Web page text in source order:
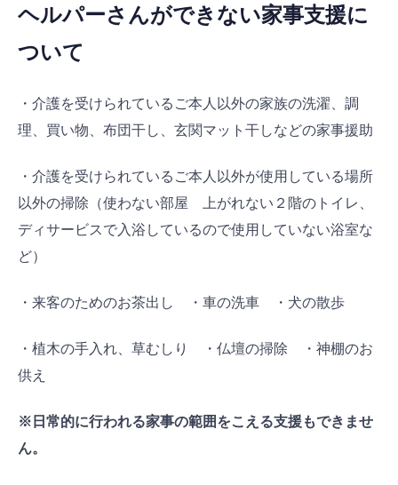
ヘルパーさんができない家事支援に
ついて
・介護を受けられているご本人以外の家族の洗濯、調
理、買い物、布団干し、玄関マット干しなどの家事援助
・介護を受けられているご本人以外が使用している場所
以外の掃除（使わない部屋 上がれない２階のトイレ、
ディサービスで入浴しているので使用していない浴室な
ど）
・来客のためのお茶出し ・車の洗車 ・犬の散歩
・植木の手入れ、草むしり ・仏壇の掃除 ・神棚のお
供え
※日常的に行われる家事の範囲をこえる支援もできませ
ん。